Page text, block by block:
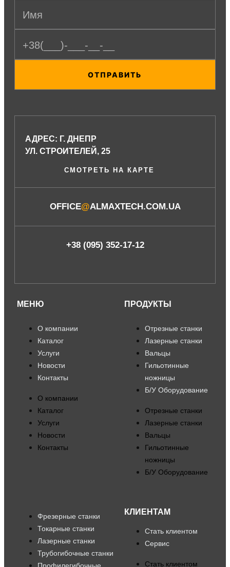
ОТПРАВИТЬ
АДРЕС: Г. ДНЕПР
УЛ. СТРОИТЕЛЕЙ, 25
СМОТРЕТЬ НА КАРТЕ
OFFICE@ALMAXTECH.COM.UA
+38 (095) 352-17-12
МЕНЮ
О компании
Каталог
Услуги
Новости
Контакты
О компании
Каталог
Услуги
Новости
Контакты
ПРОДУКТЫ
Отрезные станки
Лазерные станки
Вальцы
Гильотинные
ножницы
Б/У Оборудование
Отрезные станки
Лазерные станки
Вальцы
Гильотинные
ножницы
Б/У Оборудование
Фрезерные станки
Токарные станки
Лазерные станки
Трубогибочные станки
КЛИЕНТАМ
Стать клиентом
Сервис
Стать клиентом